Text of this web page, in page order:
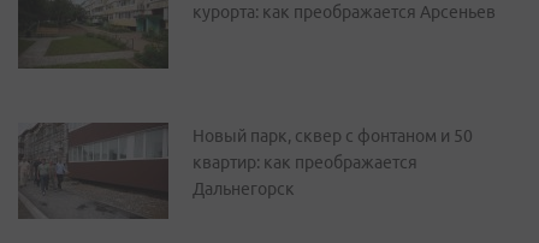
курорта: как преображается Арсеньев
Новый парк, сквер с фонтаном и 50
квартир: как преображается
Дальнегорск